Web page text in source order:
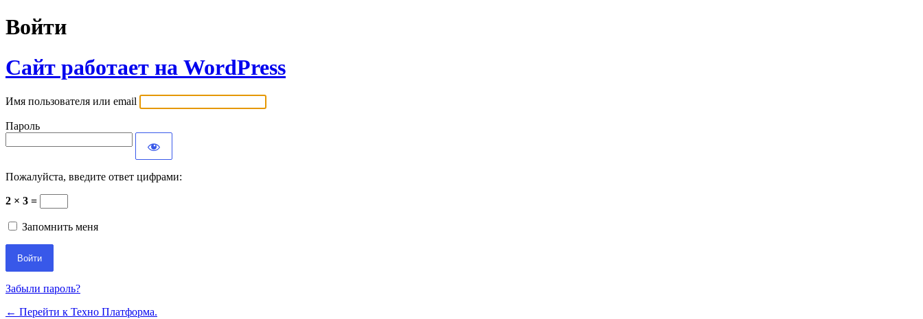
Войти
Сайт работает на WordPress
Имя пользователя или email
Пароль
Пожалуйста, введите ответ цифрами:
2 × 3 =
Запомнить меня
Забыли пароль?
← Перейти к Техно Платформа.